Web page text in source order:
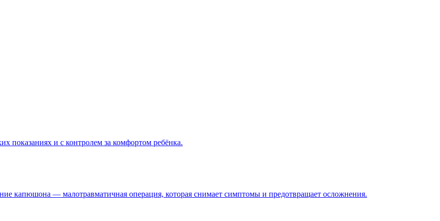
показаниях и с контролем за комфортом ребёнка.
капюшона — малотравматичная операция, которая снимает симптомы и предотвращает осложнения.